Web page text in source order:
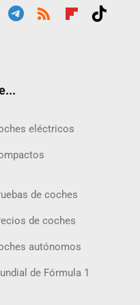
eléctricos
de coches
de coches
autónomos
de Fórmula 1